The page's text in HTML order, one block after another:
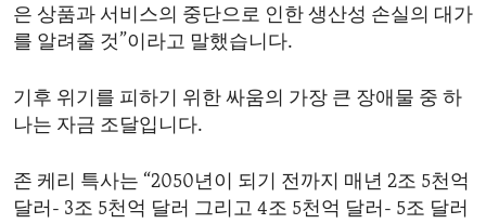
은 상품과 서비스의 중단으로 인한 생산성 손실의 대가
를 알려줄 것”이라고 말했습니다.
기후 위기를 피하기 위한 싸움의 가장 큰 장애물 중 하
나는 자금 조달입니다.
존 케리 특사는 “2050년이 되기 전까지 매년 2조 5천억
달러- 3조 5천억 달러 그리고 4조 5천억 달러- 5조 달러